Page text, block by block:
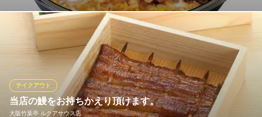
揚げたてのとんかつ専門店のお弁当をご家庭でもどうぞ。お電話
でもご注文承ります。
松乃家 梅田店
とんかつ
大阪メトロ御堂筋線梅田駅 徒歩4分
大阪府大阪市北区角田町6-3 北大阪振興角田町ビル
当店の鰻をお持ちかえり頂けます。
大阪竹葉亭 ルクアサウス店
テイクアウト